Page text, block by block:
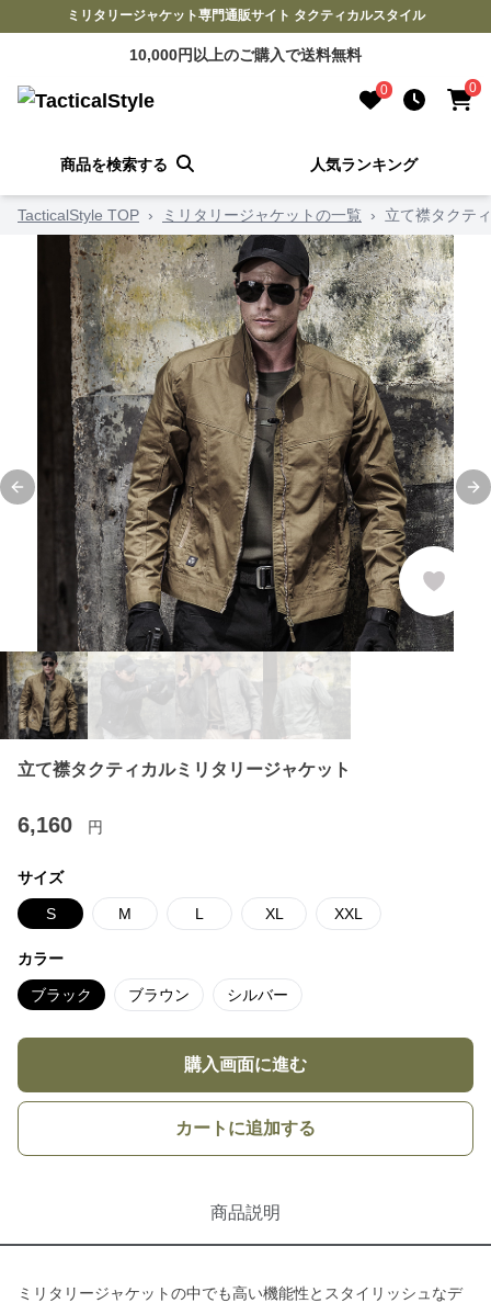
ミリタリージャケット専門通販サイト タクティカルスタイル
10,000円以上のご購入で送料無料
0 0
商品を検索する 人気ランキング
TacticalStyle TOP › ミリタリージャケットの一覧 › 立て襟タクテ
Previous slide
立て襟タクティカルミリタリージャケット
6,160 円
サイズ
S M L XL XXL
カラー
ブラック ブラウン シルバー
購入画面に進む
カートに追加する
商品説明
ミリタリージャケットの中でも高い機能性とスタイリッシュなデ